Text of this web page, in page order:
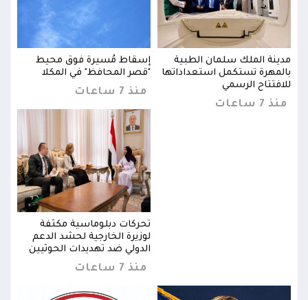
مدينة الملك سلمان الطبية
بالمهرة تستكمل استعداداتها
للافتتاح الرسمي
منذ 7 ساعات
إسقاط مُسيرة فوق محيط
"قصر المحافظ" في المكلا
منذ 7 ساعات
تحركات دبلوماسية مكثفة
لوزيرة الخارجية لحشد الدعم
الدولي ضد تهديدات الحوثيين
منذ 7 ساعات